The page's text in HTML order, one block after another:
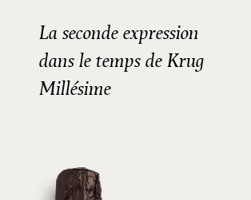
La seconde expression
dans le temps de Krug
Millésime